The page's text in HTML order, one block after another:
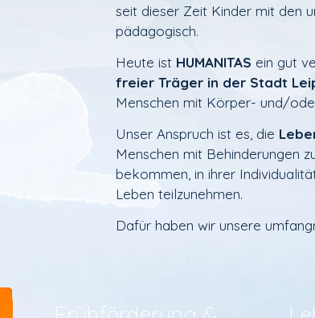
seit dieser Zeit Kinder mit den
pädagogisch.
Heute ist HUMANITAS ein gut
freier Träger in der Stadt
Menschen mit Körper- und/
Unser Anspruch ist es, die
Menschen mit Behinderungen
bekommen, in ihrer
Leben teilzunehmen.
Dafür haben wir unsere